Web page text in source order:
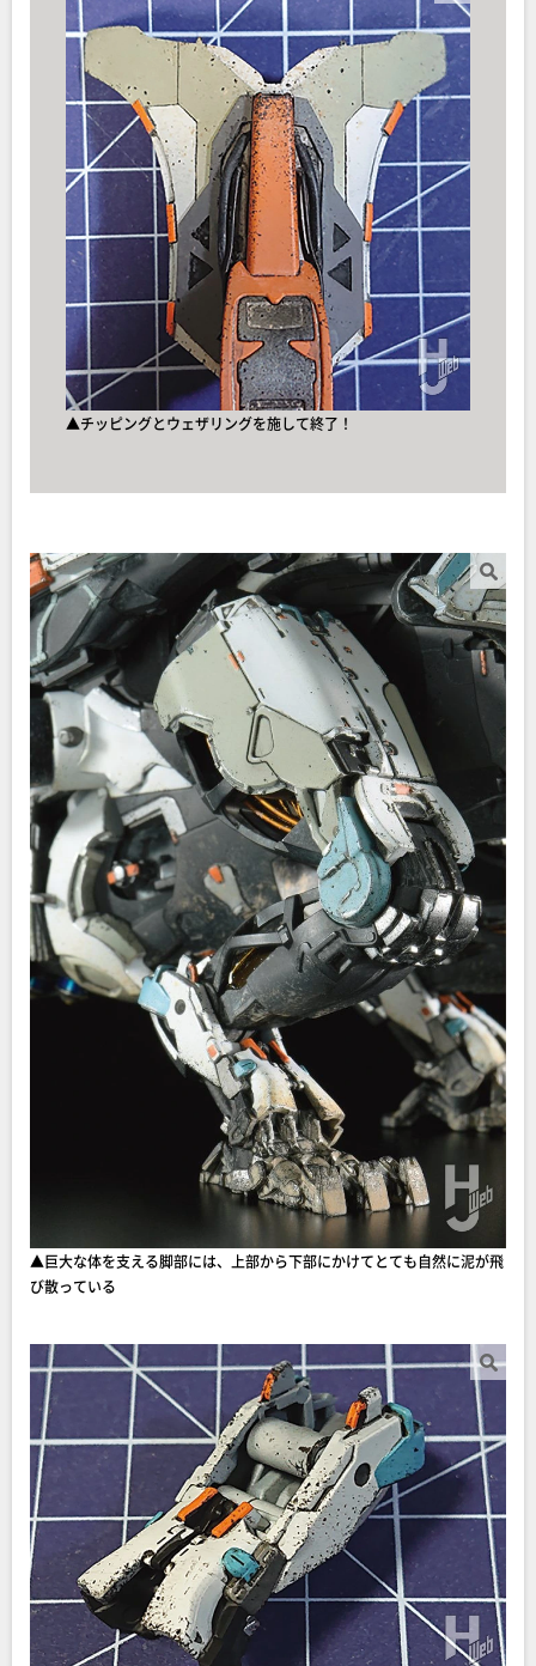
▲チッピングとウェザリングを施して終了！
▲巨大な体を支える脚部には、上部から下部にかけてとても自然に泥が飛
び散っている